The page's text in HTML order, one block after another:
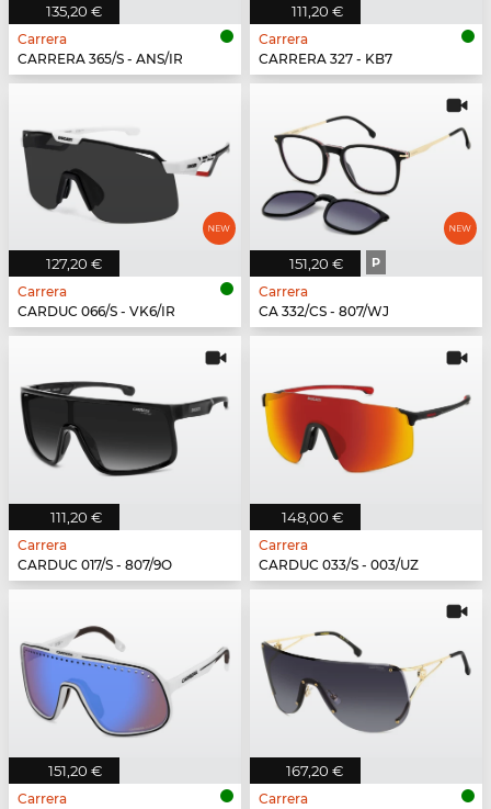
135,20 €
Carrera
CARRERA 365/S - ANS/IR
111,20 €
Carrera
CARRERA 327 - KB7
127,20 €
Carrera
CARDUC 066/S - VK6/IR
151,20 € P
Carrera
CA 332/CS - 807/WJ
111,20 €
Carrera
CARDUC 017/S - 807/9O
148,00 €
Carrera
CARDUC 033/S - 003/UZ
151,20 €
Carrera
167,20 €
Carrera